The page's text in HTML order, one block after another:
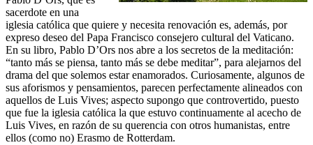
sacerdote en una
iglesia católica que quiere y necesita renovación es, además, por
expreso deseo del Papa Francisco consejero cultural del Vaticano.
En su libro, Pablo D’Ors nos abre a los secretos de la meditación:
“tanto más se piensa, tanto más se debe meditar”, para alejarnos del
drama del que solemos estar enamorados. Curiosamente, algunos de
sus aforismos y pensamientos, parecen perfectamente alineados con
aquellos de Luis Vives; aspecto supongo que controvertido, puesto
que fue la iglesia católica la que estuvo continuamente al acecho de
Luis Vives, en razón de su querencia con otros humanistas, entre
ellos (como no) Erasmo de Rotterdam.